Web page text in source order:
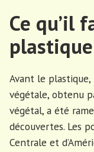
Ce qu’il
plastique
Avant le plastique,
végétale, obtenu
végétal, a été
découvertes. Les
Centrale et